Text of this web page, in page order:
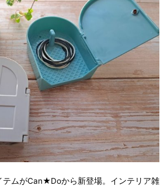
テムがCan★Doから新登場。インテリア雑